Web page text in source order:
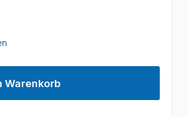
Warenkorb